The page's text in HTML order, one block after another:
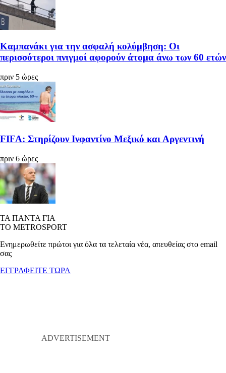
Καμπανάκι για την ασφαλή κολύμβηση: Οι
περισσότεροι πνιγμοί αφορούν άτομα άνω των 60 ετών
πριν 5 ώρες
FIFA: Στηρίζουν Ινφαντίνο Μεξικό και Αργεντινή
πριν 6 ώρες
ΤΑ ΠΑΝΤΑ ΓΙΑ
ΤΟ METROSPORT
Ενημερωθείτε πρώτοι για όλα τα τελεταία νέα, απευθείας στο email
σας
ΕΓΓΡΑΦΕΙΤΕ ΤΩΡΑ